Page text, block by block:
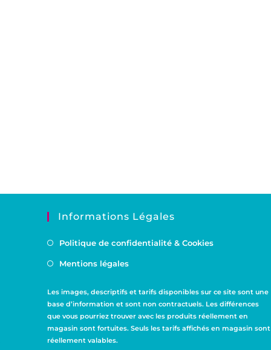
Informations Légales
Politique de confidentialité & Cookies
Mentions légales
Les images, descriptifs et tarifs disponibles sur ce site sont une
base d’information et sont non contractuels. Les différences
que vous pourriez trouver avec les produits réellement en
magasin sont fortuites. Seuls les tarifs affichés en magasin sont
réellement valables.